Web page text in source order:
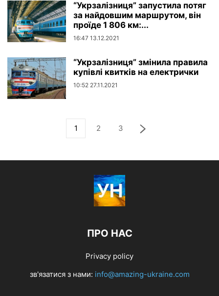
“Укрзалізниця” запустила потяг
за найдовшим маршрутом, він
проїде 1 806 км:...
16:47 13.12.2021
“Укрзалізниця” змінила правила
купівлі квитків на електрички
10:52 27.11.2021
1 2 3
ПРО НАС
Privacy policy
зв'язатися з нами: info@amazing-ukraine.com